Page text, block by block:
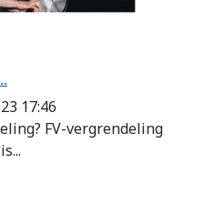
17:46
FV-vergrendeling